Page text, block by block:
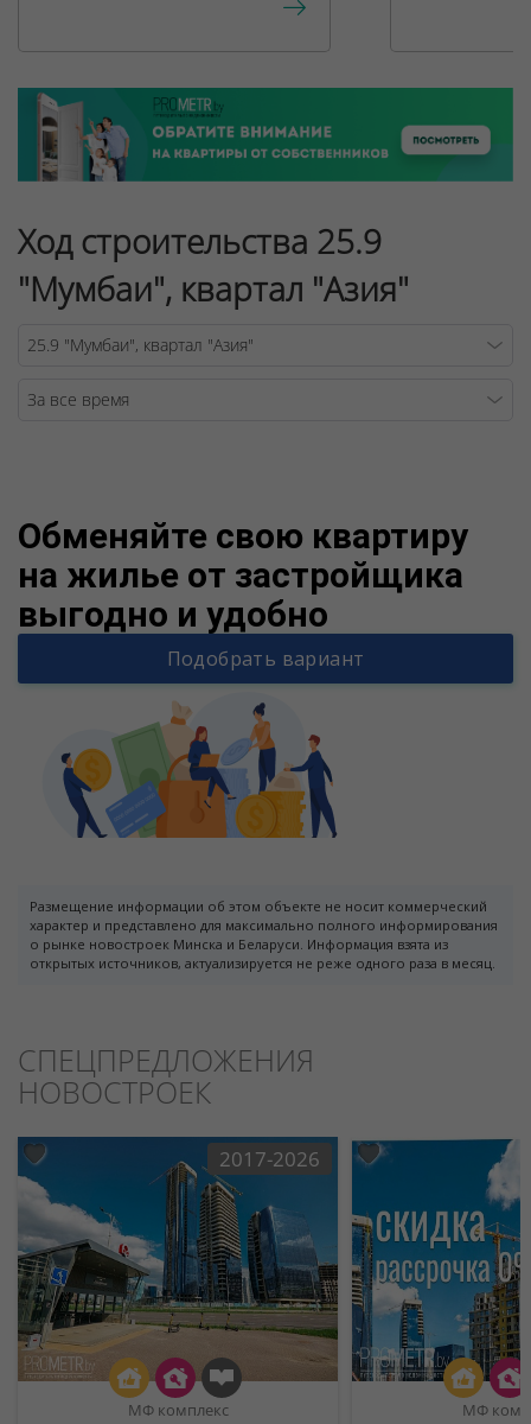
Ход строительства 25.9
"Мумбаи", квартал "Азия"
Обменяйте свою квартиру
на жилье от застройщика
выгодно и удобно
Подобрать вариант
Размещение информации об этом объекте не носит коммерческий
характер и представлено для максимально полного информирования
о рынке новостроек Минска и Беларуси. Информация взята из
открытых источников, актуализируется не реже одного раза в месяц.
СПЕЦПРЕДЛОЖЕНИЯ
НОВОСТРОЕК
2017-2026
МФ комплекс МФ